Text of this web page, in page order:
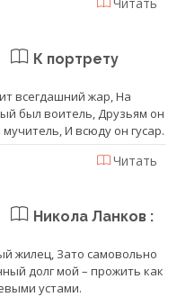
К портрету
всегдашний жар, На
был воитель, Друзьям он
И всюду он гусар.
Читать
Никола Ланков :
жилец, Зато самовольно
долг мой – прожить как
устами.